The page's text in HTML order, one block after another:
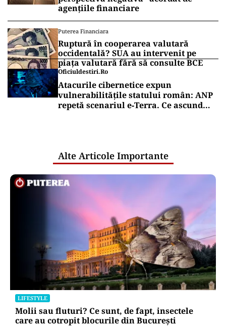
agențiile financiare
Puterea Financiara
Ruptură în cooperarea valutară
occidentală? SUA au intervenit pe
piața valutară fără să consulte BCE
Oficiuldestiri.ro
Atacurile cibernetice expun
vulnerabilitățile statului român: ANP
repetă scenariul e‑Terra. Ce ascund
Alte Articole Importante
LIFESTYLE
Molii sau fluturi? Ce sunt, de fapt, insectele
care au cotropit blocurile din București